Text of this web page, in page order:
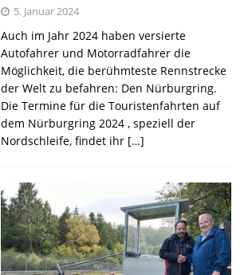
5. Januar 2024
Auch im Jahr 2024 haben versierte
Autofahrer und Motorradfahrer die
Möglichkeit, die berühmteste Rennstrecke
der Welt zu befahren: Den Nürburgring.
Die Termine für die Touristenfahrten auf
dem Nürburgring 2024 , speziell der
Nordschleife, findet ihr […]